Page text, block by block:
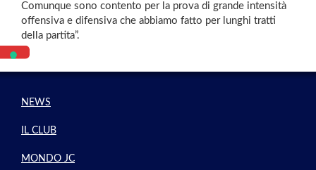
Comunque sono contento per la prova di grande intensità
offensiva e difensiva che abbiamo fatto per lunghi tratti
della partita”.
NEWS
IL CLUB
MONDO JC